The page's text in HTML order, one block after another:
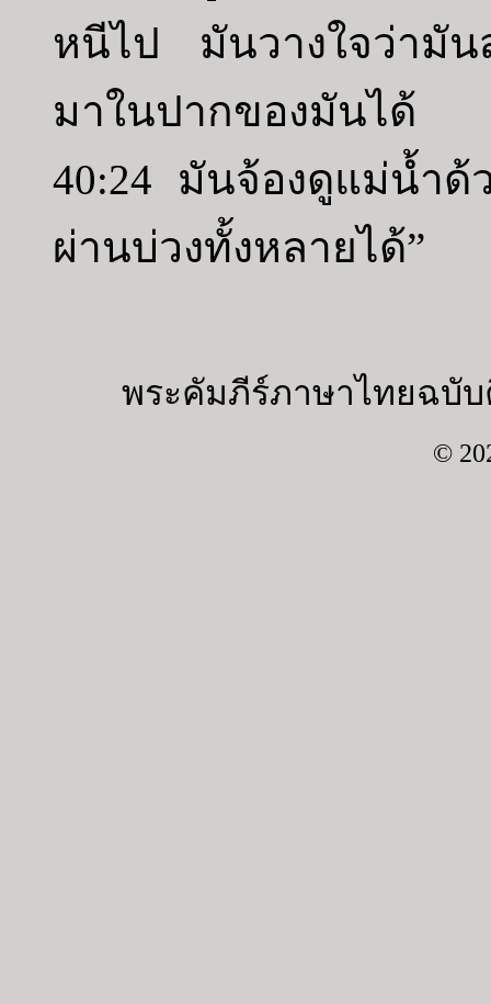
หนีไป มันวางใจว่ามัน
มาในปากของมันได้
40:24 มันจ้องดูแม่น้ำ
ผ่านบ่วงทั้งหลายได้”
พระคัมภีร์ภาษาไทยฉบับ
©